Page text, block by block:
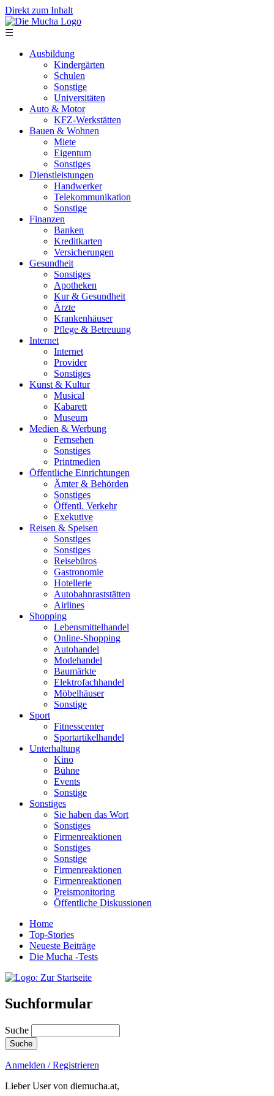
Direkt zum Inhalt
☰
Ausbildung
Kindergärten
Schulen
Sonstige
Universitäten
Auto & Motor
KFZ-Werkstätten
Bauen & Wohnen
Miete
Eigentum
Sonstiges
Dienstleistungen
Handwerker
Telekommunikation
Sonstige
Finanzen
Banken
Kreditkarten
Versicherungen
Gesundheit
Sonstiges
Apotheken
Kur & Gesundheit
Ärzte
Krankenhäuser
Pflege & Betreuung
Internet
Internet
Provider
Sonstiges
Kunst & Kultur
Musical
Kabarett
Museum
Medien & Werbung
Fernsehen
Sonstiges
Printmedien
Öffentliche Einrichtungen
Ämter & Behörden
Sonstiges
Öffentl. Verkehr
Exekutive
Reisen & Speisen
Sonstiges
Sonstiges
Reisebüros
Gastronomie
Hotellerie
Autobahnraststätten
Airlines
Shopping
Lebensmittelhandel
Online-Shopping
Autohandel
Modehandel
Baumärkte
Elektrofachhandel
Möbelhäuser
Sonstige
Sport
Fitnesscenter
Sportartikelhandel
Unterhaltung
Kino
Bühne
Events
Sonstige
Sonstiges
Sie haben das Wort
Sonstiges
Firmenreaktionen
Sonstiges
Sonstige
Firmenreaktionen
Firmenreaktionen
Preismonitoring
Öffentliche Diskussionen
Home
Top-Stories
Neueste Beiträge
Die Mucha -Tests
Suchformular
Suche
Anmelden / Registrieren
Lieber User von diemucha.at,